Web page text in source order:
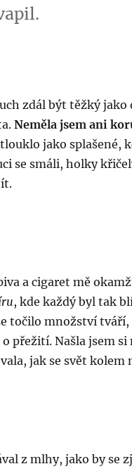
zdál být těžký jako
Neměla jsem ani
jako splašené,
se smáli, holky
a cigaret mě
, kde každý byl tak
točilo množství
přežití. Našla jsem si
jak se svět kolem
z mlhy, jako by se